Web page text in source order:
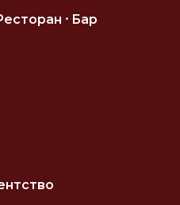
⸱ Бар